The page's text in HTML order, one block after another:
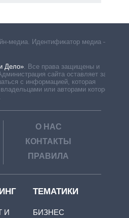
медиа. Идентификатор медиа –
Дело»
Все права защищены и
сайта оставляет за
с информацией, которая
или авторами которой
О НАС
КОНТАКТЫ
ПРАВИЛА
И
ТЕМАТИКИ
БИЗНЕС